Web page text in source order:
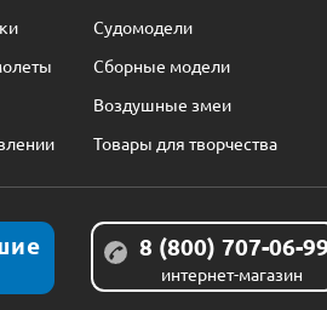
Судомодели
Сборные модели
Воздушные змеи
Товары для творчества
8 (800) 707-06-
интернет-магазин